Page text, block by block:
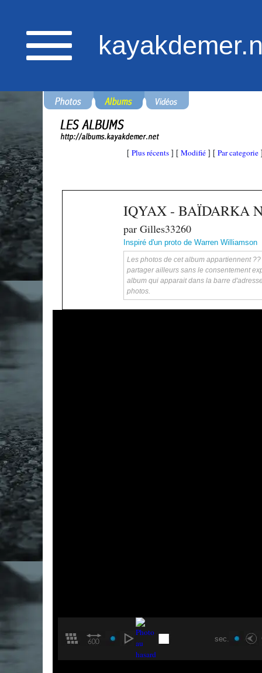
[ Plus récents ] [ Modifié ] [ Par categorie
IQYAX - BAÏDARKA
par Gilles33260
Inspiré d'un proto de Warren Williamson
Les photos de cet album appartiennent
partager ailleurs sans le consentement
album qui apparait dans la barre
photos.
sec.